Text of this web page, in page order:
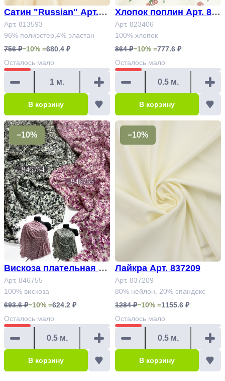
Сатин "Russian" Арт.81
3593
Арт. 813593
96% полиэстер,4% эластан
756 ₽−10% =680.4 ₽
Осталось мало
В корзину
Хлопок поплин Арт. 82
3406
Арт. 823406
100% хлопок
864 ₽−10% =777.6 ₽
Осталось мало
В корзину
−10%
Вискоза плательная пр
интованная Арт. 84675
5
Арт. 846755
100% вискоза
693.6 ₽−10% =624.2 ₽
Осталось мало
В корзину
−10%
Лайкра Арт. 837209
Арт. 837209
80% нейлон, 20% спандекс
1284 ₽−10% =1155.6 ₽
Осталось мало
В корзину